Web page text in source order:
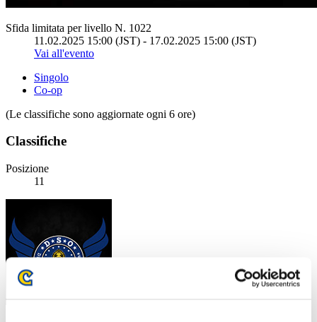
Sfida limitata per livello N. 1022
11.02.2025 15:00 (JST) - 17.02.2025 15:00 (JST)
Vai all'evento
Singolo
Co-op
(Le classifiche sono aggiornate ogni 6 ore)
Classifiche
Posizione
11